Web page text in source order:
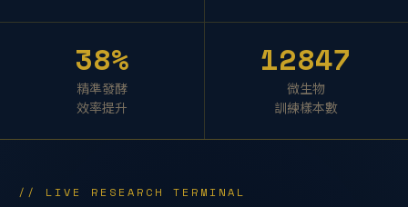
38%
精準發酵
效率提升
12847
微生物
訓練樣本數
// LIVE RESEARCH TERMINAL